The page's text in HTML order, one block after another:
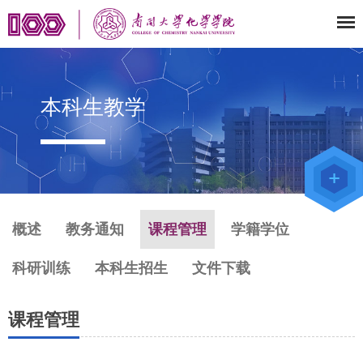
本科生教学
概述 教务通知 课程管理 学籍学位
科研训练 本科生招生 文件下载
课程管理